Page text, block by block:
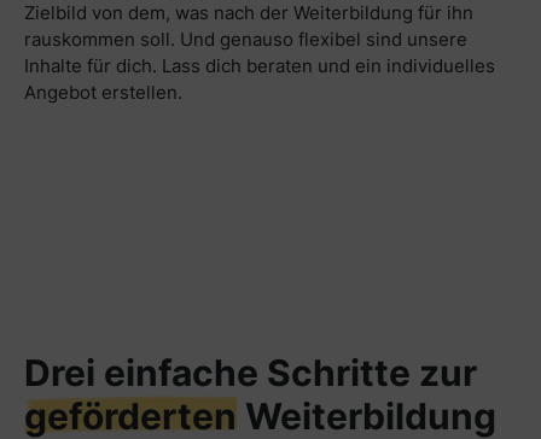
Zielbild von dem, was nach der Weiterbildung für ihn
rauskommen soll. Und genauso flexibel sind unsere
Inhalte für dich. Lass dich beraten und ein individuelles
Angebot erstellen.
Drei einfache Schritte zur
geförderten Weiterbildung